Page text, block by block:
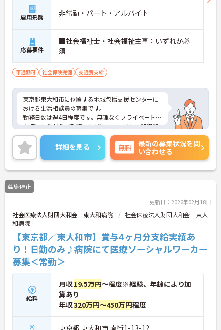
雇用形態 非常勤・パート・アルバイト
応募要件
■社会福祉士・社会福祉主事：いずれか必
須
車通勤可 社会保険完備 交通費支給
東京都東大和市に位置する地域包括支援センターに
おける生活相談員の募集です。
勤務日数は週4日程度です。無理なくプライベートを
大切にしながらご勤務いただけます。また、研修制
度があり、働きながらスキルアップが目指せる環境
です。
ご興味のある方には、面接対策ポイントなど、さら
に詳細をご案内しますのでお気軽にご相談くださ
い！
詳細を見る 無料
最新の募集状況を問
い合わせる
募集停止
更新日：2026年02月18日
社会医療法人財団大和会 東大和病院
社会医療法人財団大和会 東大
和病院
【東京都／東大和市】賞与4ヶ月分支給実績あ
り！日勤のみ♪病院にて医療ソーシャルワーカー
募集＜常勤＞
給料
月収 19.5万円～程度※経験、年齢により加
算あり
年収320万円～450万円程度
東京都 東大和市 南街1-13-12